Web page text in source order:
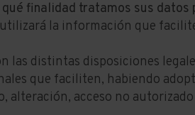
qué finalidad tratamos sus datos
la información que
las distintas disposiciones
que faciliten, habiendo
alteración, acceso no